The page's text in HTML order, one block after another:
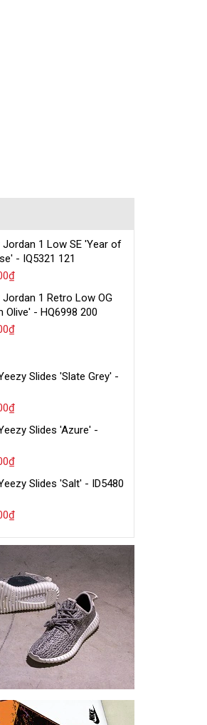
Jordan 1 Low SE 'Year of
- IQ5321 121
Jordan 1 Retro Low OG
Olive' - HQ6998 200
Slides 'Slate Grey' -
Slides 'Azure' -
Slides 'Salt' - ID5480